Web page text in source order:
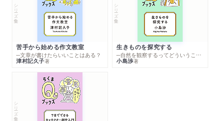
シリーズ・全集
苦手から始める作文教室
─文章が書けたらいいことはある？
津村記久子著
シリーズ・全集
生きものを探究する
─自然を観察するってどういうこと？
小島渉著
シリーズ・全集